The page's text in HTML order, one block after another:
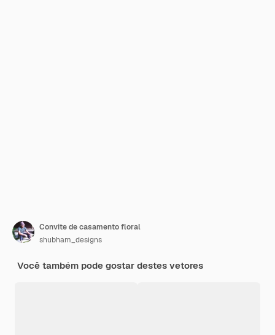
Convite de casamento floral
shubham_designs
Você também pode gostar destes vetores